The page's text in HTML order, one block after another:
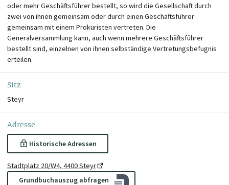
oder mehr Geschäftsführer bestellt, so wird die Gesellschaft durch
zwei von ihnen gemeinsam oder durch einen Geschäftsführer
gemeinsam mit einem Prokuristen vertreten. Die
Generalversammlung kann, auch wenn mehrere Geschäftsführer
bestellt sind, einzelnen von ihnen selbständige Vertretungsbefugnis
erteilen.
Sitz
Steyr
Adresse
Historische Adressen
Stadtplatz 20/W4, 4400 Steyr
Grundbuchauszug abfragen